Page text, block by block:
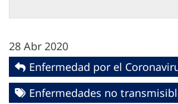
28 Abr 2020
Enfermedad por el
Enfermedades no